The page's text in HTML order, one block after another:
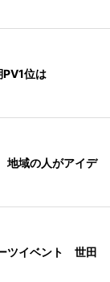
位は
地域の人がアイデ
ツイベント 世田